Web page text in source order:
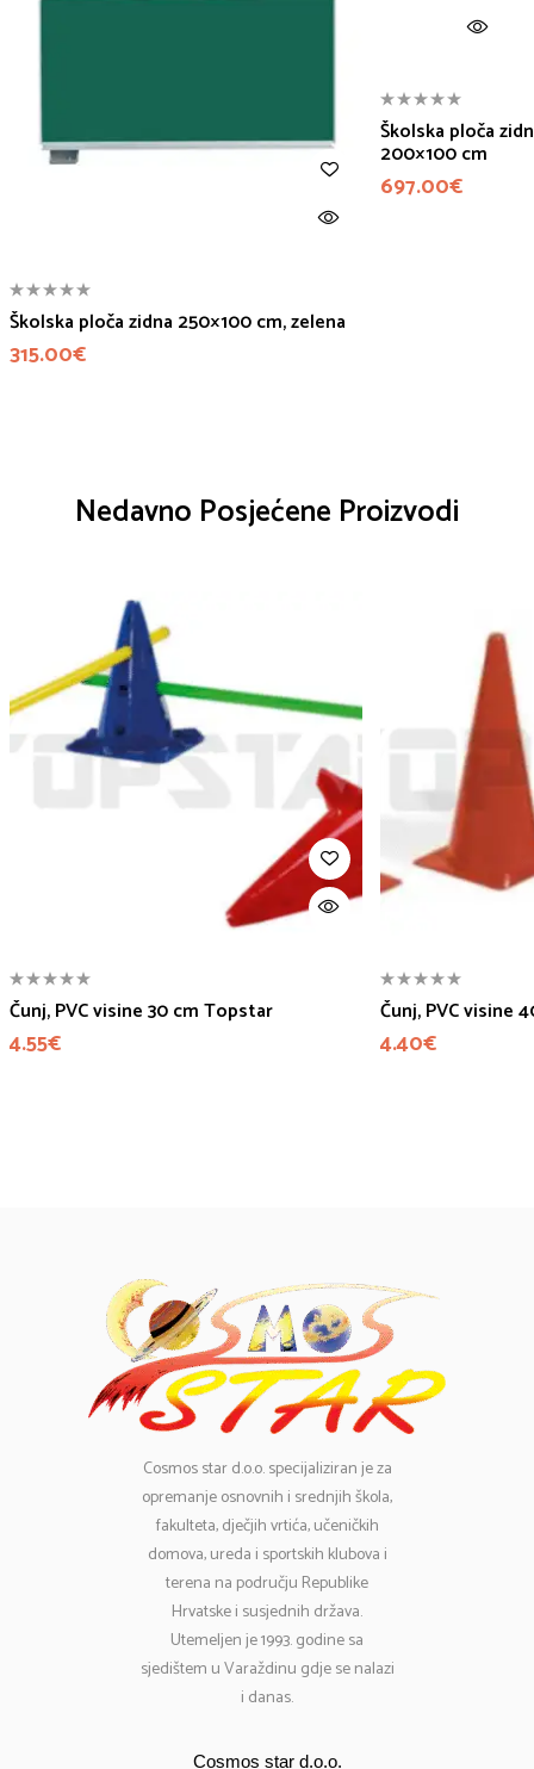
Školska ploča zidna 250×100 cm, zelena
315.00€
Školska ploča
200×100 cm
697.00€
Nedavno Posjećene Proizvodi
Čunj, PVC visine 30 cm Topstar
4.55€
Čunj, PVC visine
4.40€
Cosmosstar d.o.o. specijaliziran je za
opremanje osnovnih i srednjih škola,
fakulteta, dječjih vrtića, učeničkih
domova, ureda i sportskih klubova i
terena na području Republike
Hrvatske i susjednih država.
Utemeljen je 1993. godine sa
sjedištem u Varaždinu gdje se nalazi
i danas.
Cosmos star d.o.o.